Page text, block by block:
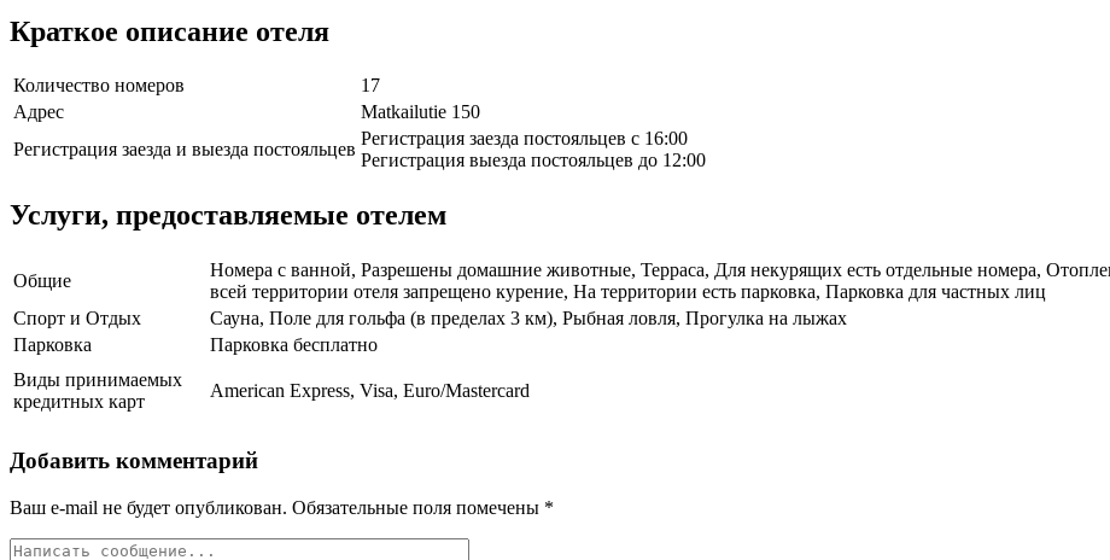
Краткое описание отеля
Количество номеров
17
Адрес
Matkailutie 150
Регистрация заезда и выезда постояльцев
Регистрация заезда постояльцев с 16:00
Регистрация выезда постояльцев до 12:00
Услуги, предоставляемые отелем
Общие
Номера с ванной, Разрешены домашние животные, Терраса, Для некурящих есть отдельные номера,
всей территории отеля запрещено курение, На территории есть парковка, Парковка для частных лиц
Спорт и Отдых
Сауна, Поле для гольфа (в пределах 3 км), Рыбная ловля, Прогулка на лыжах
Парковка
Парковка бесплатно
Виды принимаемых
кредитных карт
American Express, Visa, Euro/Mastercard
Добавить комментарий
Ваш e-mail не будет опубликован. Обязательные поля помечены *